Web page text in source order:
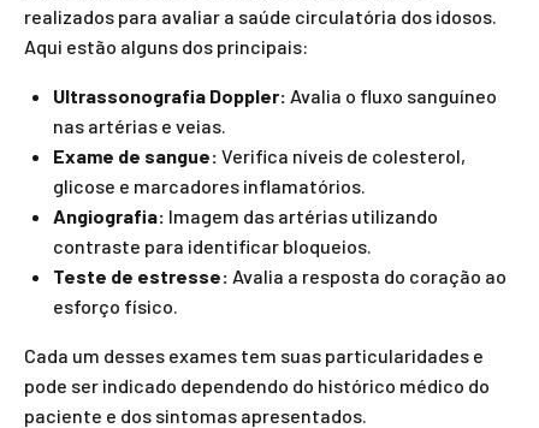
realizados para avaliar a saúde circulatória dos idosos.
Aqui estão alguns dos principais:
Ultrassonografia Doppler: Avalia o fluxo sanguíneo
nas artérias e veias.
Exame de sangue: Verifica níveis de colesterol,
glicose e marcadores inflamatórios.
Angiografia: Imagem das artérias utilizando
contraste para identificar bloqueios.
Teste de estresse: Avalia a resposta do coração ao
esforço físico.
Cada um desses exames tem suas particularidades e
pode ser indicado dependendo do histórico médico do
paciente e dos sintomas apresentados.